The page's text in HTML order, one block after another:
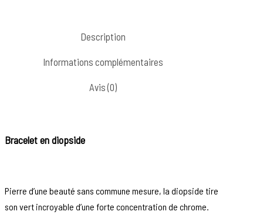
Description
Informations complémentaires
Avis (0)
Bracelet en diopside
Pierre d’une beauté sans commune mesure, la diopside tire
son vert incroyable d’une forte concentration de chrome.